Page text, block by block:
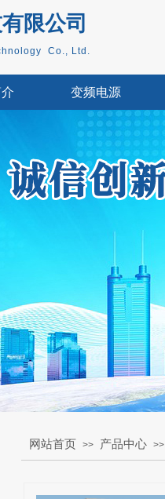
有限公司
Co., Ltd.
变频电源
网站首页 >> 产品中心 >>